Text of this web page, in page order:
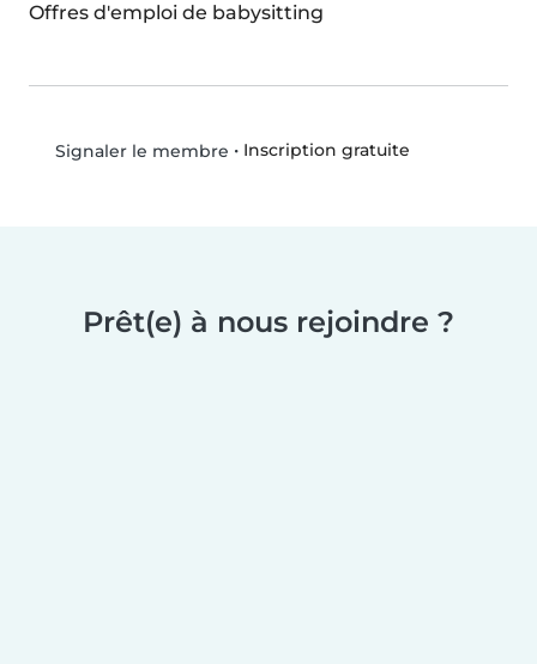
Offres d'emploi de babysitting
Signaler le membre • Inscription gratuite
Prêt(e) à nous rejoindre ?